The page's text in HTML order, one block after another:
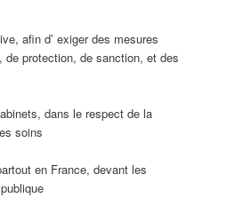
afin d’ exiger des mesures
de protection, de sanction, et des
dans le respect de la
soins
en France, devant les